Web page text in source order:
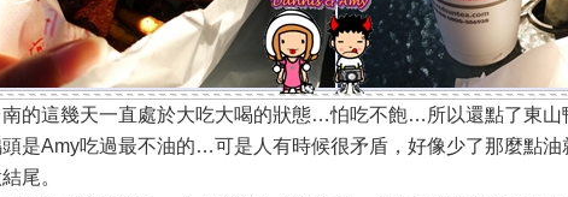
南的這幾天一直處於大吃大喝的狀態…怕吃不飽…所以還點了東
頭是Amy吃過最不油的…可是人有時候很矛盾，好像少了那麼點
尾。